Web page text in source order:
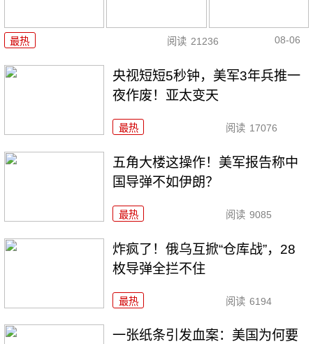
最热 阅读 21236 08-06
央视短短5秒钟，美军3年兵推一
夜作废！亚太变天
最热 阅读 17076
五角大楼这操作！美军报告称中
国导弹不如伊朗？
最热 阅读 9085
炸疯了！俄乌互掀“仓库战”，28
枚导弹全拦不住
最热 阅读 6194
一张纸条引发血案：美国为何要